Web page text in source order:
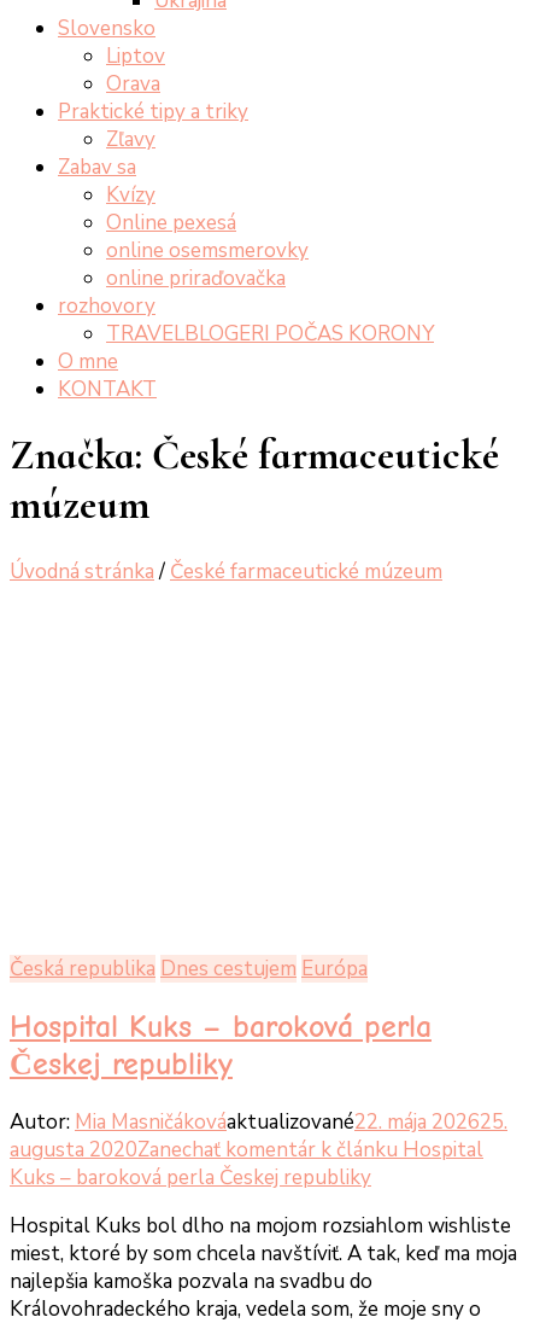
Slovensko
Liptov
Orava
Praktické tipy a triky
Zľavy
Zabav sa
Kvízy
Online pexesá
online osemsmerovky
online priraďovačka
rozhovory
TRAVELBLOGERI POČAS KORONY
O mne
KONTAKT
Značka: České farmaceutické
múzeum
Úvodná stránka / České farmaceutické múzeum
Česká republika Dnes cestujem Európa
Hospital Kuks – baroková perla
Českej republiky
Autor: Mia Masničákováaktualizované22. mája 202625.
augusta 2020Zanechať komentár k článku Hospital
Kuks – baroková perla Českej republiky
Hospital Kuks bol dlho na mojom rozsiahlom wishliste
miest, ktoré by som chcela navštíviť. A tak, keď ma moja
najlepšia kamoška pozvala na svadbu do
Královohradeckého kraja, vedela som, že moje sny o